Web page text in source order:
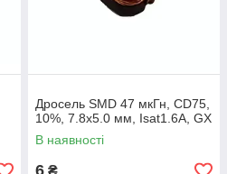
Дросель SMD 47 мкГн, CD75,
10%, 7.8х5.0 мм, Isat1.6А, GX
В наявності
6 ₴